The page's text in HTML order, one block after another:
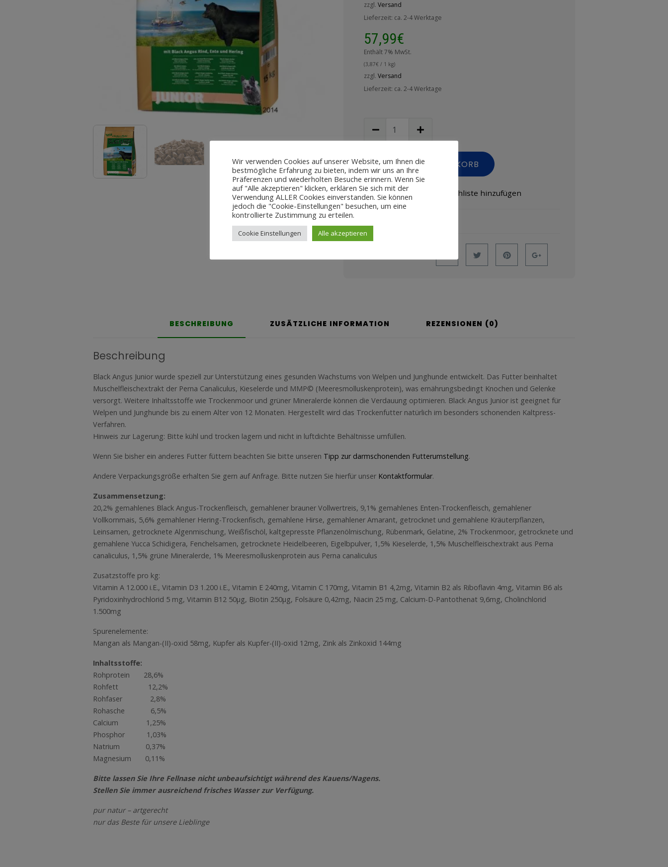
zzgl.Versand
Lieferzeit: ca. 2-4 Werktage
57,99€
Enthält 7% MwSt.
(3,87€ / 1 kg)
zzgl.Versand
Lieferzeit: ca. 2-4 Werktage
IN DEN WARENKORB
Zur Wunschliste hinzufügen
BESCHREIBUNG ZUSÄTZLICHE INFORMATION REZENSIONEN (0)
Beschreibung
Black Angus Junior wurde speziell zur Unterstützung eines gesunden Wachstums von Welpen und Junghunde entwickelt. Das Futter beinhaltet
Muschelfleischextrakt der Perna Canaliculus, Kieselerde und MMP© (Meeresmolluskenprotein), was ernährungsbedingt Knochen und Gelenke
versorgt. Weitere Inhaltsstoffe wie Trockenmoor und grüner Mineralerde können die Verdauung optimieren. Black Angus Junior ist geeignet für
Welpen und Junghunde bis zu einem Alter von 12 Monaten. Hergestellt wird das Trockenfutter natürlich im besonders schonenden Kaltpress-
Verfahren.
Hinweis zur Lagerung: Bitte kühl und trocken lagern und nicht in luftdichte Behältnisse umfüllen.
Wenn Sie bisher ein anderes Futter füttern beachten Sie bitte unseren Tipp zur darmschonenden Futterumstellung.
Andere Verpackungsgröße erhalten Sie gern auf Anfrage. Bitte nutzen Sie hierfür unser Kontaktformular.
Zusammensetzung:
20,2% gemahlenes Black Angus-Trockenfleisch, gemahlener brauner Vollwertreis, 9,1% gemahlenes Enten-Trockenfleisch, gemahlener
Vollkornmais, 5,6% gemahlener Hering-Trockenfisch, gemahlene Hirse, gemahlener Amarant, getrocknet und gemahlene Kräuterpflanzen,
Leinsamen, getrocknete Algenmischung, Weißfischöl, kaltgepresste Pflanzenölmischung, Rübenmark, Gelatine, 2% Trockenmoor, getrocknete und
gemahlene Yucca Schidigera, Fenchelsamen, getrocknete Heidelbeeren, Eigelbpulver, 1,5% Kieselerde, 1,5% Muschelfleischextrakt aus Perna
canaliculus, 1,5% grüne Mineralerde, 1% Meeresmolluskenprotein aus Perna canaliculus
Zusatzstoffe pro kg:
Vitamin A 12.000 i.E., Vitamin D3 1.200 i.E., Vitamin E 240mg, Vitamin C 170mg, Vitamin B1 4,2mg, Vitamin B2 als Riboflavin 4mg, Vitamin B6 als
Pyridoxinhydrochlorid 5 mg, Vitamin B12 50µg, Biotin 250µg, Folsäure 0,42mg, Niacin 25 mg, Calcium-D-Pantothenat 9,6mg, Cholinchlorid
1.500mg
Spurenelemente:
Mangan als Mangan-(II)-oxid 58mg, Kupfer als Kupfer-(II)-oxid 12mg, Zink als Zinkoxid 144mg
Inhaltsstoffe:
Rohprotein 28,6%
Rohfett 12,2%
Rohfaser 2,8%
Rohasche 6,5%
Calcium 1,25%
Phosphor 1,03%
Natrium 0,37%
Magnesium 0,11%
Bitte lassen Sie Ihre Fellnase nicht unbeaufsichtigt während des Kauens/Nagens.
Stellen Sie immer ausreichend frisches Wasser zur Verfügung.
pur natur – artgerecht
nur das Beste für unsere Lieblinge
Wir verwenden Cookies auf unserer Website, um Ihnen die
bestmögliche Erfahrung zu bieten, indem wir uns an Ihre
Präferenzen und wiederholten Besuche erinnern. Wenn Sie
auf "Alle akzeptieren" klicken, erklären Sie sich mit der
Verwendung ALLER Cookies einverstanden. Sie können
jedoch die "Cookie-Einstellungen" besuchen, um eine
kontrollierte Zustimmung zu erteilen.
Cookie Einstellungen Alle akzeptieren